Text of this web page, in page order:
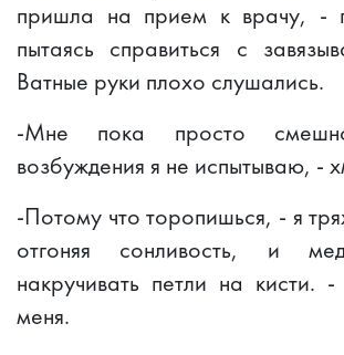
пришла на прием к врачу, -
пытаясь справиться с
Ватные руки плохо слушались.
-Мне пока просто
возбуждения я не испытываю, -
-Потому что торопишься, - я
отгоняя сонливость, и
накручивать петли на кисти.
меня.